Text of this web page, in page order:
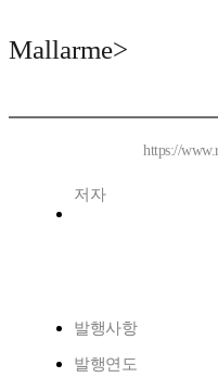
Mallarme>
https://
저자
발행사항
발행연도